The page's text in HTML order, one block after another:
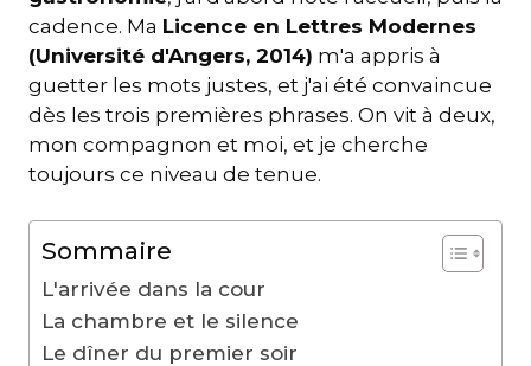
cadence. Ma Licence en Lettres Modernes
(Université d'Angers, 2014) m'a appris à
guetter les mots justes, et j'ai été convaincue
dès les trois premières phrases. On vit à deux,
mon compagnon et moi, et je cherche
toujours ce niveau de tenue.
Sommaire
L'arrivée dans la cour
La chambre et le silence
Le dîner du premier soir